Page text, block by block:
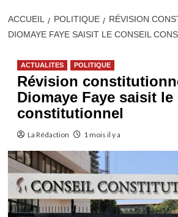
ACCUEIL POLITIQUE
RÉVISION
DIOMAYE FAYE SAISIT LE CONSEIL
ACTUALITES POLITIQUE
Révision
Diomaye Faye saisit le
constitutionnel
La Rédaction 1 mois il y a